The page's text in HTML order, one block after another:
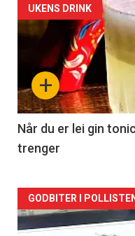
Forsiden
akkurat
nå
-
2
+
UKENS DRINK
Når du er lei gin
trenger
Forsiden
GODBITER I POLLISTEN